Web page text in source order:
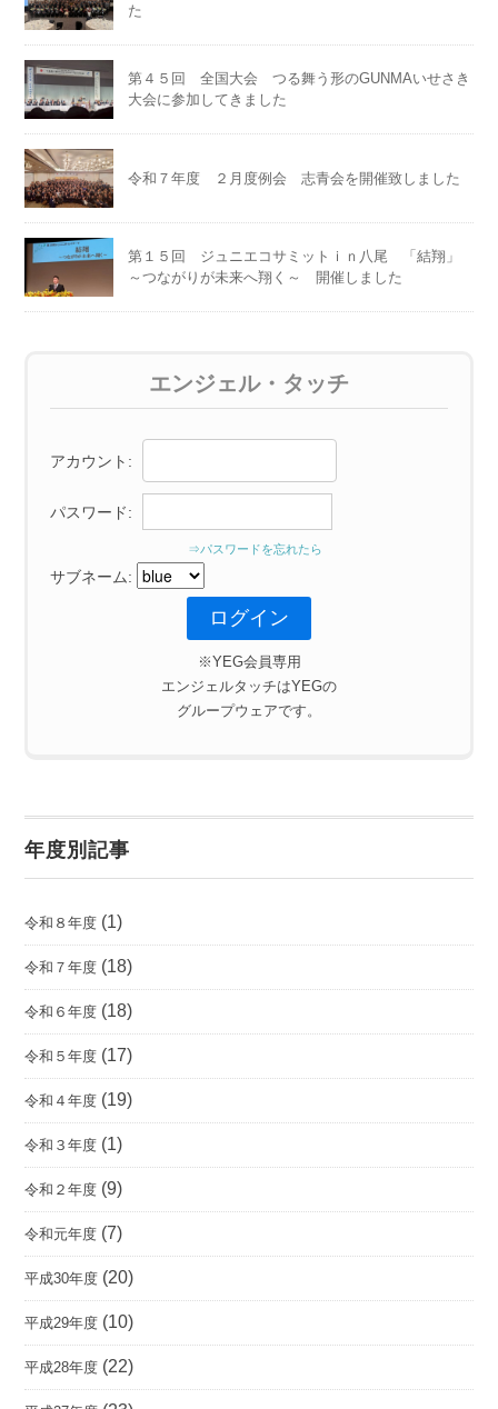
た
第４５回 全国大会 つる舞う形のGUNMAいせさき
大会に参加してきました
令和７年度 ２月度例会 志青会を開催致しました
第１５回 ジュニエコサミットｉｎ八尾 「結翔」
～つながりが未来へ翔く～ 開催しました
エンジェル・タッチ
アカウント:
パスワード:
⇒パスワードを忘れたら
サブネーム:
※YEG会員専用
エンジェルタッチはYEGの
グループウェアです。
年度別記事
令和８年度 (1)
令和７年度 (18)
令和６年度 (18)
令和５年度 (17)
令和４年度 (19)
令和３年度 (1)
令和２年度 (9)
令和元年度 (7)
平成30年度 (20)
平成29年度 (10)
平成28年度 (22)